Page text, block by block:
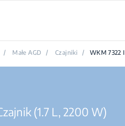
/ Małe AGD / Czajniki / WKM 7322 I
(1.7 L, 2200 W)